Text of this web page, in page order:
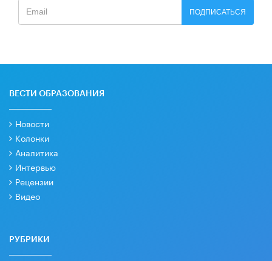
ПОДПИСАТЬСЯ
ВЕСТИ ОБРАЗОВАНИЯ
Новости
Колонки
Аналитика
Интервью
Рецензии
Видео
РУБРИКИ